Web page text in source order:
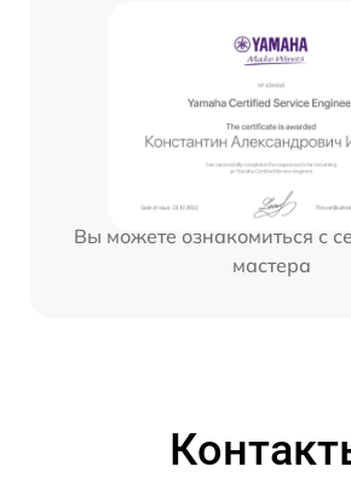
Вы можете ознакомиться с
мастера